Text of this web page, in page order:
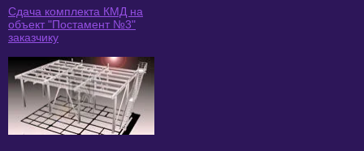
Сдача комплекта КМД на
объект "Постамент №3"
заказчику